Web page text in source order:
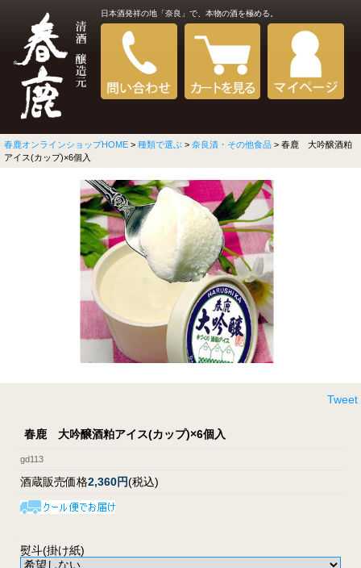
日本酒発祥の地「奈良」で、本物の酒を極める。
春鹿オンラインショップHOME > 種類で選ぶ > 奈良漬・その他食品 > 春鹿 大吟醸酒粕
アイス(カップ)×6個入
Tweet
春鹿 大吟醸酒粕アイス(カップ)×6個入
gd113
酒蔵販売価格2,360円(税込)
熨斗(掛け紙)